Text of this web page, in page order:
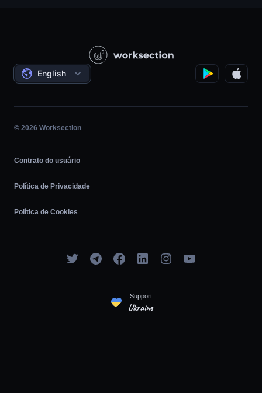
Projetos Governamentais/Sociais
Gerenciamento de projetos
Trabalho por hora
Ágil
Acordos
English
© 2026 Worksection
Contrato do usuário
Política de Privacidade
Política de Cookies
Support
Ukraine